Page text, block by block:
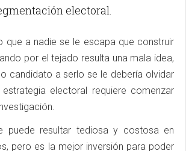
electoral.
que a nadie se le escapa que construir
por el tejado resulta una mala idea,
candidato a serlo se le debería olvidar
electoral requiere comenzar
puede resultar tediosa y costosa en
pero es la mejor inversión para poder